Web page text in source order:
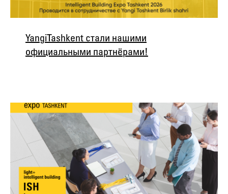
Yangi Tashkent стали нашими
официальными партнёрами!